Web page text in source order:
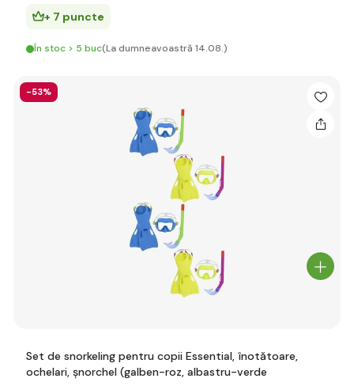
+ 7 puncte
În stoc > 5 buc(La dumneavoastră 14.08.)
-53%
Set de snorkeling pentru copii Essential, înotătoare,
ochelari, șnorchel (galben-roz, albastru-verde